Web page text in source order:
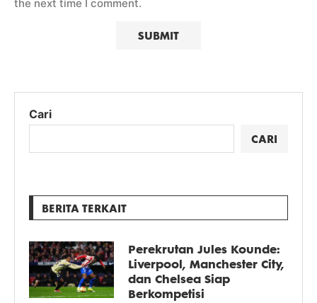
the next time I comment.
Cari
CARI
BERITA TERKAIT
Perekrutan Jules Kounde:
Liverpool, Manchester City,
dan Chelsea Siap
Berkompetisi